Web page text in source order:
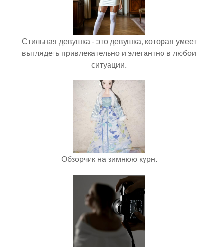
Стильная девушка - это девушка, которая умеет
выглядеть привлекательно и элегантно в любои
ситуации.
Обзорчик на зимнюю курн.